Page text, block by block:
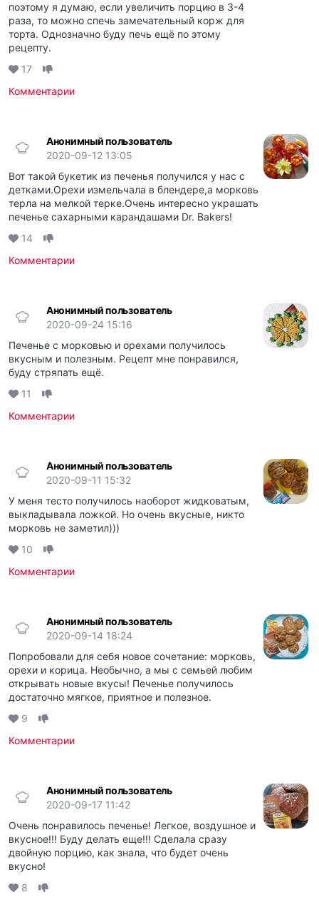
поэтому я думаю, если увеличить порцию в 3-4
раза, то можно спечь замечательный корж для
торта. Однозначно буду печь ещё по этому
рецепту.
17
Комментарии
Анонимный пользователь
2020-09-12 13:05
Вот такой букетик из печенья получился у нас с
детками.Орехи измельчала в блендере,а морковь
терла на мелкой терке.Очень интересно украшать
печенье сахарными карандашами Dr. Bakers!
14
Комментарии
Анонимный пользователь
2020-09-24 15:16
Печенье с морковью и орехами получилось
вкусным и полезным. Рецепт мне понравился,
буду стряпать ещё.
11
Комментарии
Анонимный пользователь
2020-09-11 15:32
У меня тесто получилось наоборот жидковатым,
выкладывала ложкой. Но очень вкусные, никто
морковь не заметил)))
10
Комментарии
Анонимный пользователь
2020-09-14 18:24
Попробовали для себя новое сочетание: морковь,
орехи и корица. Необычно, а мы с семьей любим
открывать новые вкусы! Печенье получилось
достаточно мягкое, приятное и полезное.
9
Комментарии
Анонимный пользователь
2020-09-17 11:42
Очень понравилось печенье! Легкое, воздушное и
вкусное!!! Буду делать еще!!! Сделала сразу
двойную порцию, как знала, что будет очень
вкусно!
8